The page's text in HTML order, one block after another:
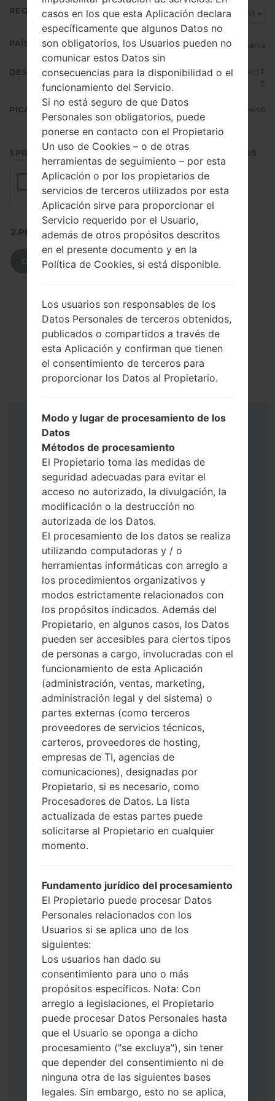
REGIÓN ROM
PAÍS (UN/EL PAÍS) Romania
DESCRIPCIÓN
Orange RO, Vodafone RO, COSMOT
E
PICADILLO 9ed0e5cd393d2b6be2cef352b9949e46
1.PRESIONE EL BOTÓN PARA CARGAR LOS ARCHIVOS
2.PRESIONE PARA DESCARGAR
DESCARGAR
Instrucciones
Descargue a su PC: la última versión de
Odin 3.
A continuación, extraiga el archivo de
firmware.
Debe obtener 1 (si es archivo 1, elíjalo aquí)
o 5 (si es archivo 5, selecciónelo aquí):
AP: "Sistema y Recuperación"
CP: "Módem y Radio"
CSC _ ***: "País y región y operador"
HOME_CSC _ ***: "País y regióny
operador"
Agregue todos los archivos a Odin 3.
Si desea hacer clean flash, use CSC _ *** o
use HOME_CSC _ *** para mantener sus
datos y aplicaciones.
Ahora apague su teléfono y entre al Modo
Presione y mantenga presionados la
tecla de Encendido, el botón de Subir
volumen y la tecla de Bixby.
Presione y mantenga presionadas las
teclas de Subir y de Bajar volumen y
luego conecte un cable USB.
Presione y mantenga presionados la
tecla de Encendido, el botón de Bajar
volumen y la tecla de Inicio.
Conecte un cable USB, luego
mantenga presionados el botón de Bixby
y la tecla de Bajar volumen.
Presione y mantenga presionados la
tecla de Encendido y el botón de Subir
volumen.
casos en los que esta Aplicación declara
específicamente que algunos Datos no
son obligatorios, los Usuarios pueden no
comunicar estos Datos sin
consecuencias para la disponibilidad o el
funcionamiento del Servicio.
Si no está seguro de que Datos
Personales son obligatorios, puede
ponerse en contacto con el Propietario
Un uso de Cookies – o de otras
herramientas de seguimiento – por esta
Aplicación o por los propietarios de
servicios de terceros utilizados por esta
Aplicación sirve para proporcionar el
Servicio requerido por el Usuario,
además de otros propósitos descritos
en el presente documento y en la
Política de Cookies, si está disponible.
Los usuarios son responsables de los
Datos Personales de terceros obtenidos,
publicados o compartidos a través de
esta Aplicación y confirman que tienen
el consentimiento de terceros para
proporcionar los Datos al Propietario.
Modo y lugar de procesamiento de los
Datos
Métodos de procesamiento
El Propietario toma las medidas de
seguridad adecuadas para evitar el
acceso no autorizado, la divulgación, la
modificación o la destrucción no
autorizada de los Datos.
El procesamiento de los datos se realiza
utilizando computadoras y / o
herramientas informáticas con arreglo a
los procedimientos organizativos y
modos estrictamente relacionados con
los propósitos indicados. Además del
Propietario, en algunos casos, los Datos
pueden ser accesibles para ciertos tipos
de personas a cargo, involucradas con el
funcionamiento de esta Aplicación
(administración, ventas, marketing,
administración legal y del sistema) o
partes externas (como terceros
proveedores de servicios técnicos,
carteros, proveedores de hosting,
empresas de TI, agencias de
comunicaciones), designadas por
Propietario, si es necesario, como
Procesadores de Datos. La lista
actualizada de estas partes puede
solicitarse al Propietario en cualquier
momento.
Fundamento jurídico del procesamiento
El Propietario puede procesar Datos
Personales relacionados con los
Usuarios si se aplica uno de los
siguientes:
Los usuarios han dado su
consentimiento para uno o más
propósitos específicos. Nota: Con
arreglo a legislaciones, el Propietario
puede procesar Datos Personales hasta
que el Usuario se oponga a dicho
procesamiento ("se excluya"), sin tener
que depender del consentimiento ni de
ninguna otra de las siguientes bases
legales. Sin embargo, esto no se aplica,